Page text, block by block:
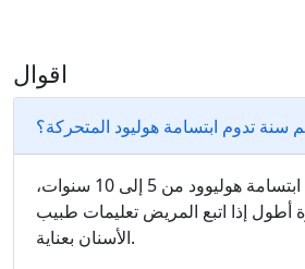
اقوال
سنة تدوم ابتسامة هوليود المتحركة؟
عادةً ما تدوم نتائج ابتسامة هوليوود من 5 إلى 10 سنوات،
أطول إذا اتبع المريض تعليمات طبيب
الأسنان بعناية.